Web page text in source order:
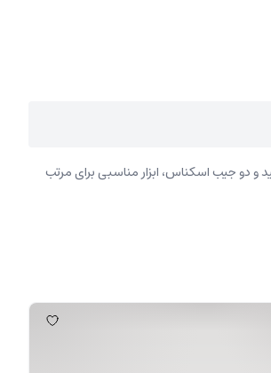
و دو جیب اسکناس، ابزار مناسبی برای مرتب